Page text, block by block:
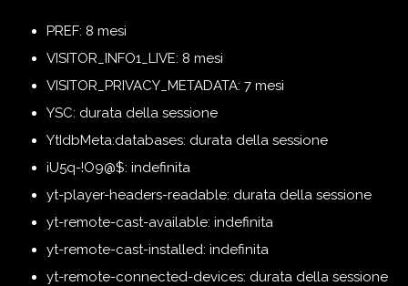
PREF: 8 mesi
VISITOR_INFO1_LIVE: 8 mesi
VISITOR_PRIVACY_METADATA: 7 mesi
YSC: durata della sessione
YtIdbMeta:databases: durata della sessione
iU5q-!O9@$: indefinita
yt-player-headers-readable: durata della sessione
yt-remote-cast-available: indefinita
yt-remote-cast-installed: indefinita
yt-remote-connected-devices: durata della sessione